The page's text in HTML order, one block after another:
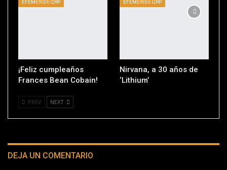
EFEMÉRIDE QRP
¡Feliz cumpleaños
Frances Bean Cobain!
EFEMÉRIDE QRP
Nirvana, a 30 años de
‘Lithium’
PREV NEXT
DEJA UN COMENTARIO